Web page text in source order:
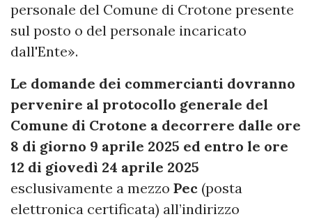
personale del Comune di Crotone presente
sul posto o del personale incaricato
dall'Ente».
Le domande dei commercianti dovranno
pervenire al protocollo generale del
Comune di Crotone a decorrere dalle ore
8 di giorno 9 aprile 2025 ed entro le ore
12 di giovedì 24 aprile 2025
esclusivamente a mezzo Pec (posta
elettronica certificata) all’indirizzo